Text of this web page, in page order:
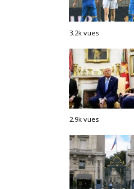
3.2k vues
2.9k vues